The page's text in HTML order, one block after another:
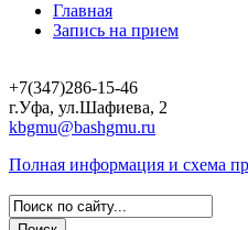
Главная
Запись на прием
+7(347)286-15-46
г.Уфа, ул.Шафиева, 2
kbgmu@bashgmu.ru
Полная информация и схема